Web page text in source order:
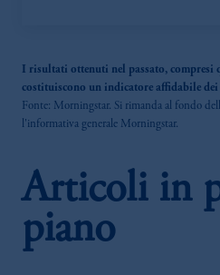
I risultati ottenuti nel passato,
costituiscono un indicatore affidabile
Fonte: Morningstar. Si rimanda al fondo
l'informativa generale Morningstar.
Articoli in
piano